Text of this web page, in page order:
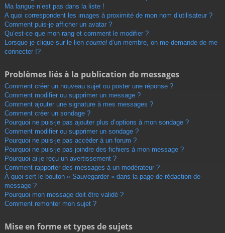
Ma langue n’est pas dans la liste !
A quoi correspondent les images à proximité de mon nom d’utilisateur ?
Comment puis-je afficher un avatar ?
Qu’est-ce que mon rang et comment le modifier ?
Lorsque je clique sur le lien courriel d’un membre, on me demande de me
connecter !?
Problèmes liés à la publication de messages
Comment créer un nouveau sujet ou poster une réponse ?
Comment modifier ou supprimer un message ?
Comment ajouter une signature à mes messages ?
Comment créer un sondage ?
Pourquoi ne puis-je pas ajouter plus d’options à mon sondage ?
Comment modifier ou supprimer un sondage ?
Pourquoi ne puis-je pas accéder à un forum ?
Pourquoi ne puis-je pas joindre des fichiers à mon message ?
Pourquoi ai-je reçu un avertissement ?
Comment rapporter des messages à un modérateur ?
À quoi sert le bouton « Sauvegarder » dans la page de rédaction de
message ?
Pourquoi mon message doit être validé ?
Comment remonter mon sujet ?
Mise en forme et types de sujets